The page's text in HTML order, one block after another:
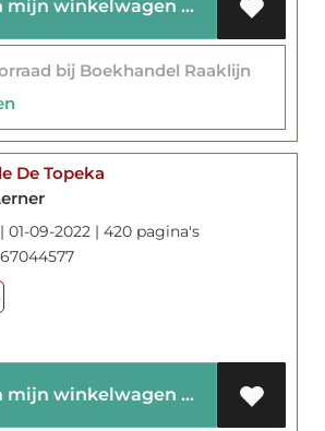
Voeg toe aan mijn winkelwagen
bij Boekhandel Raaklijn
De Topeka
01-09-2022 | 420 pagina's
Voeg toe aan mijn winkelwagen